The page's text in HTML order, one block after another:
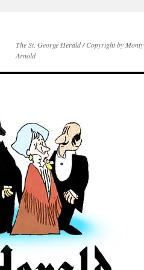
The St. George Herald / Copyright by Monty
Arnold